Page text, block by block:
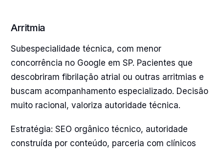
Arritmia
Subespecialidade técnica, com menor
concorrência no Google em SP. Pacientes que
descobriram fibrilação atrial ou outras arritmias e
buscam acompanhamento especializado. Decisão
muito racional, valoriza autoridade técnica.
Estratégia: SEO orgânico técnico, autoridade
construída por conteúdo, parceria com clínicos